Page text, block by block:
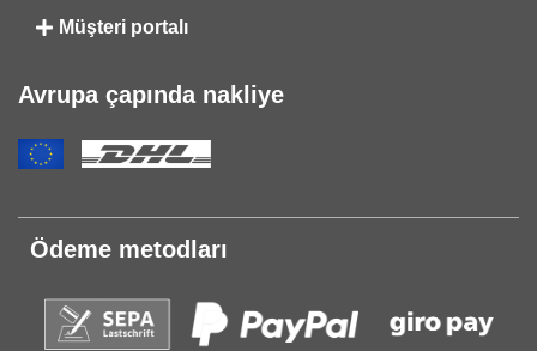
Müşteri portalı
Avrupa çapında nakliye
Ödeme metodları